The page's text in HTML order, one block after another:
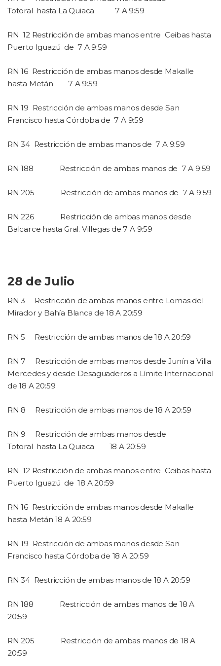
Totoral hasta La Quiaca 7 A 9:59
RN 12 Restricción de ambas manos entre Ceibas hasta
Puerto Iguazú de 7 A 9:59
RN 16 Restricción de ambas manos desde Makalle
hasta Metán
7 A 9:59
RN 19 Restricción de ambas manos desde San
Francisco hasta Córdoba de 7 A 9:59
RN 34 Restricción de ambas manos de 7 A 9:59
RN 188 Restricción de ambas manos de 7 A 9:59
RN 205 Restricción de ambas manos de 7 A 9:59
RN 226
Restricción de ambas manos desde
Balcarce hasta Gral. Villegas de 7 A 9:59
28 de Julio
RN 3
Restricción de ambas manos entre Lomas del
Mirador y Bahía Blanca de 18 A 20:59
RN 5 Restricción de ambas manos de 18 A 20:59
RN 7
Restricción de ambas manos desde Junín a Villa
Mercedes y desde Desaguaderos a Límite Internacional
de 18 A 20:59
RN 8 Restricción de ambas manos de 18 A 20:59
RN 9
Restricción de ambas manos desde
Totoral hasta La Quiaca 18 A 20:59
RN 12 Restricción de ambas manos entre Ceibas hasta
Puerto Iguazú de 18 A 20:59
RN 16 Restricción de ambas manos desde Makalle
hasta Metán 18 A 20:59
RN 19 Restricción de ambas manos desde San
Francisco hasta Córdoba de 18 A 20:59
RN 34 Restricción de ambas manos de 18 A 20:59
RN 188
Restricción de ambas manos de 18 A
20:59
RN 205
Restricción de ambas manos de 18 A
20:59